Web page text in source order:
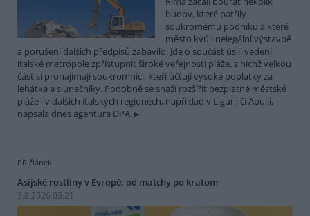
budov, které patřily
soukromému podniku a které
město kvůli nelegální výstavbě
a porušení dalších předpisů zabavilo. Jde o součást úsilí vedení
italské metropole zpřístupnit široké veřejnosti pláže, z nichž velkou
část si pronajímají soukromníci, kteří účtují vysoké poplatky za
lehátka a slunečníky. Podobně se snaží rozšířit bezplatné městské
pláže i v dalších italských regionech, například v Ligurii či Apulii,
napsala dnes agentura DPA.
PR článek
Asijské rostliny v Evropě: od matchy po kratom
3.8.2026 03:21